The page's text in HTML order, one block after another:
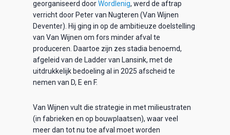
georganiseerd doorWordlenig, werd de aftrap
verricht door Peter van Nugteren (Van Wijnen
Deventer). Hij ging in op de ambitieuze doelstelling
van Van Wijnen om fors minder afval te
produceren. Daartoe zijn zes stadia benoemd,
afgeleid van de Ladder van Lansink, met de
uitdrukkelijk bedoeling al in 2025 afscheid te
nemen van D, E en F.
Van Wijnen vult die strategie in met milieustraten
(in fabrieken en op bouwplaatsen), waar veel
meer dan tot nu toe afval moet worden